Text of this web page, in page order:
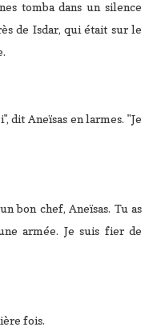
tomba dans un silence
de Isdar, qui était sur le
dit Aneïsas en larmes. "Je
bon chef, Aneïsas. Tu as
armée. Je suis fier de
fois.